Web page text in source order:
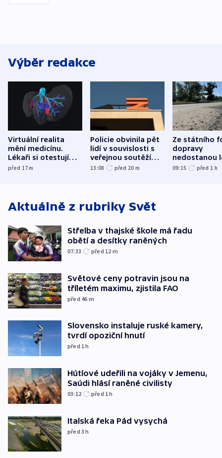
Výběr redakce
Virtuální realita
mění medicínu.
Lékaři si otestují
každý řez, říká
před 17m
Policie obvinila pět
lidí v souvislosti s
veřejnou soutěží
Správy železnic
13:08 před 20 m
Ze státního
dopravy
nedostanou
kraje na
09:15 před 1 h
Aktuálně z rubriky Svět
Střelba v thajské škole má řadu
obětí a desítky raněných
07:33 před 12 m
Světové ceny potravin jsou na
tříletém maximu, zjistila FAO
před 46 m
Slovensko instaluje ruské kamery,
tvrdí opoziční hnutí
před 1h
Hútíové udeřili na vojáky v Jemenu,
Saúdi hlásí raněné civilisty
03:12 před 1h
Italská řeka Pád vysychá
před 3h